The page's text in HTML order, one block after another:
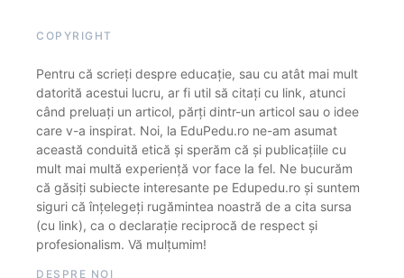
COPYRIGHT
Pentru că scrieți despre educație, sau cu atât mai mult
datorită acestui lucru, ar fi util să citați cu link, atunci
când preluați un articol, părți dintr-un articol sau o idee
care v-a inspirat. Noi, la EduPedu.ro ne-am asumat
această conduită etică și sperăm că și publicațiile cu
mult mai multă experiență vor face la fel. Ne bucurăm
că găsiți subiecte interesante pe Edupedu.ro și suntem
siguri că înțelegeți rugămintea noastră de a cita sursa
(cu link), ca o declarație reciprocă de respect și
profesionalism. Vă mulțumim!
DESPRE NOI